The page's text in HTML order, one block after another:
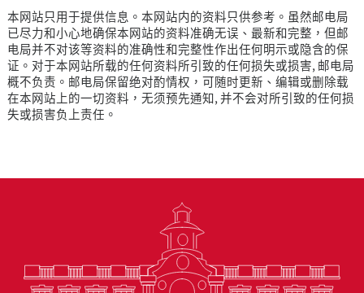
本网站只用于提供信息。本网站内的资料只供参考。虽然邮电局
已尽力和小心地确保本网站的资料准确无误、最新和完整，但邮
电局并不对该等资料的准确性和完整性作出任何明示或隐含的保
证。对于本网站所载的任何资料所引致的任何损失或损害, 邮电局
概不负责。邮电局保留绝对酌情权，可随时更新、编辑或删除载
在本网站上的一切资料，无须预先通知, 并不会对所引致的任何损
失或损害负上责任。